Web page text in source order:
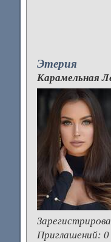
Этерия
Карамельная
Приглашений: 0